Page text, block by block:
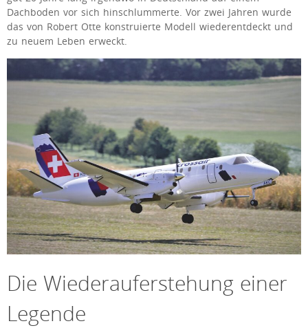
Dachboden vor sich hinschlummerte. Vor zwei Jahren wurde
das von Robert Otte konstruierte Modell wiederentdeckt und
zu neuem Leben erweckt.
Die Wiederauferstehung einer
Legende